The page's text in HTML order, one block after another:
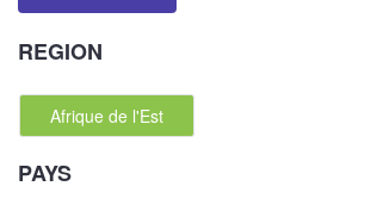
REGION
Afrique de l'Est
PAYS